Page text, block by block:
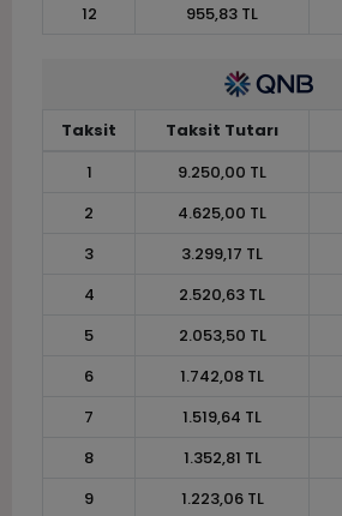
12
955,83 TL
Taksit Taksit Tutarı
1
9.250,00 TL
2
4.625,00 TL
3
3.299,17 TL
4
2.520,63 TL
5
2.053,50 TL
6
1.742,08 TL
7
1.519,64 TL
8
1.352,81 TL
9
1.223,06 TL